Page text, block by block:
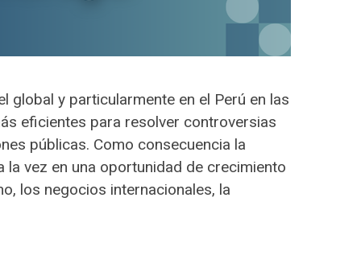
global y particularmente en el Perú en las
eficientes para resolver controversias
públicas. Como consecuencia la
vez en una oportunidad de crecimiento
los negocios internacionales, la